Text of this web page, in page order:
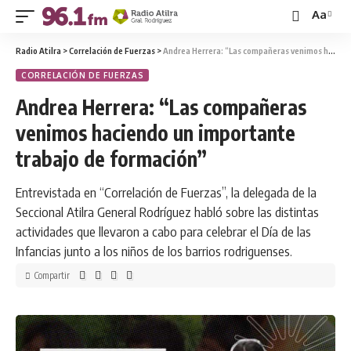
Aa
Radio Atilra >Correlación de Fuerzas >Andrea Herrera: “Las compañeras venimos haciendo un importante trabajo de formación”
CORRELACIÓN DE FUERZAS
Andrea Herrera: “Las compañeras
venimos haciendo un importante
trabajo de formación”
Entrevistada en “Correlación de Fuerzas”, la delegada de la
Seccional Atilra General Rodríguez habló sobre las distintas
actividades que llevaron a cabo para celebrar el Día de las
Infancias junto a los niños de los barrios rodriguenses.
Compartir